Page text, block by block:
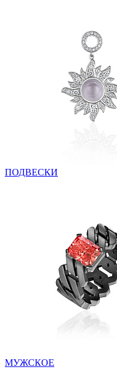
ПОДВЕСКИ
МУЖСКОЕ